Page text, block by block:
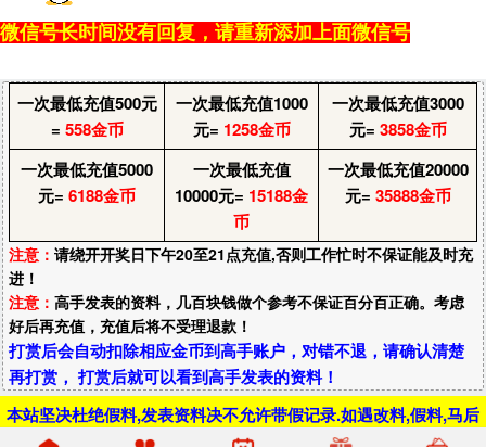
微信号长时间没有回复，请重新添加上面微信号
一次最低充值500元
= 558金币
一次最低充值1000
元= 1258金币
一次最低充值3000
元= 3858金币
一次最低充值5000
元= 6188金币
一次最低充值
10000元= 15188金
币
一次最低充值20000
元= 35888金币
注意： 请绕开开奖日下午20至21点充值,否则工作忙时不保证能及时充
进！
注意： 高手发表的资料，几百块钱做个参考不保证百分百正确。考虑
好后再充值，充值后将不受理退款！
打赏后会自动扣除相应金币到高手账户，对错不退，请确认清楚
再打赏， 打赏后就可以看到高手发表的资料！
本站坚决杜绝假料,发表资料决不允许带假记录.如遇改料,假料,马后
炮资料,一经查实,直接删除用户,封号封IP.